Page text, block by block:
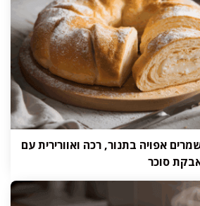
אפויה בתנור, רכה ואוורירית עם
סוכר